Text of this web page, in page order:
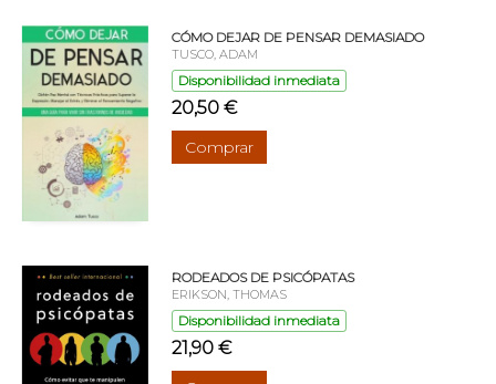
CÓMO DEJAR DE PENSAR DEMASIADO
TUSCO, ADAM
Disponibilidad inmediata
20,50 €
Comprar
RODEADOS DE PSICÓPATAS
ERIKSON, THOMAS
Disponibilidad inmediata
21,90 €